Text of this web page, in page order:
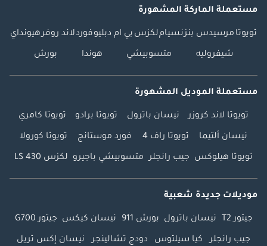
مستعملة الماركة المشهورة
تويوتا مرسيدس بنزنسياملكزس بي ام دبليوفوردلاند روفرهيونداي
شيفروليه متسوبيشي هوندا بورش
مستعملة الموديل المشهورة
تويوتا لاند كروزر نيسان باترول تويوتا برادو تويوتا كامري
نيسان ألتيما تويوتا راف 4 فورد موستانج تويوتا كورولا
تويوتا هيلوكس جيب رانجلر متسوبيشي باجيرو لكزس LS 430
موديلات جديدة شعبية
جيتور T2 نيسان باترول بورش 911 نيسان كيكس جيتور G700
جيب رانجلر كيا سيلتوس دودج تشالينجر نيسان إكس تريل